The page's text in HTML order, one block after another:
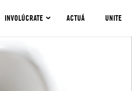
INVOLÚCRATE ACTUÁ UNITE